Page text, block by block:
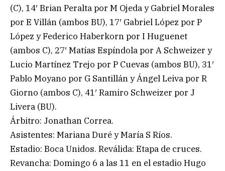
(C), 14′ Brian Peralta por M Ojeda y Gabriel Morales
por E Villán (ambos BU), 17′ Gabriel López por P
López y Federico Haberkorn por I Huguenet
(ambos C), 27′ Matías Espíndola por A Schweizer y
Lucio Martínez Trejo por P Cuevas (ambos BU), 31′
Pablo Moyano por G Santillán y Ángel Leiva por R
Giorno (ambos C), 41′ Ramiro Schweizer por J
Livera (BU).
Árbitro: Jonathan Correa.
Asistentes: Mariana Duré y María S Ríos.
Estadio: Boca Unidos. Reválida: Etapa de cruces.
Revancha: Domingo 6 a las 11 en el estadio Hugo